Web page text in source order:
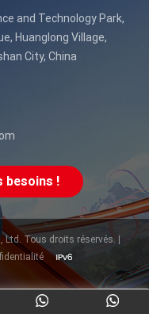
and Technology Park,
Huanglong Village,
City, China
besoins !
Tous droits réservés. |